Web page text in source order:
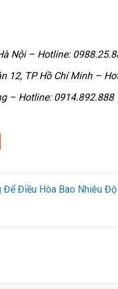
Nội – Hotline:
12, TP Hồ Chí Minh –
– Hotline: 0914.892.888
Để Điều Hòa Bao Nhiêu